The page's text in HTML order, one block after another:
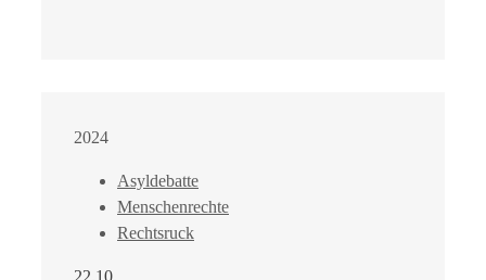
2024
Asyldebatte
Menschenrechte
Rechtsruck
22.10.